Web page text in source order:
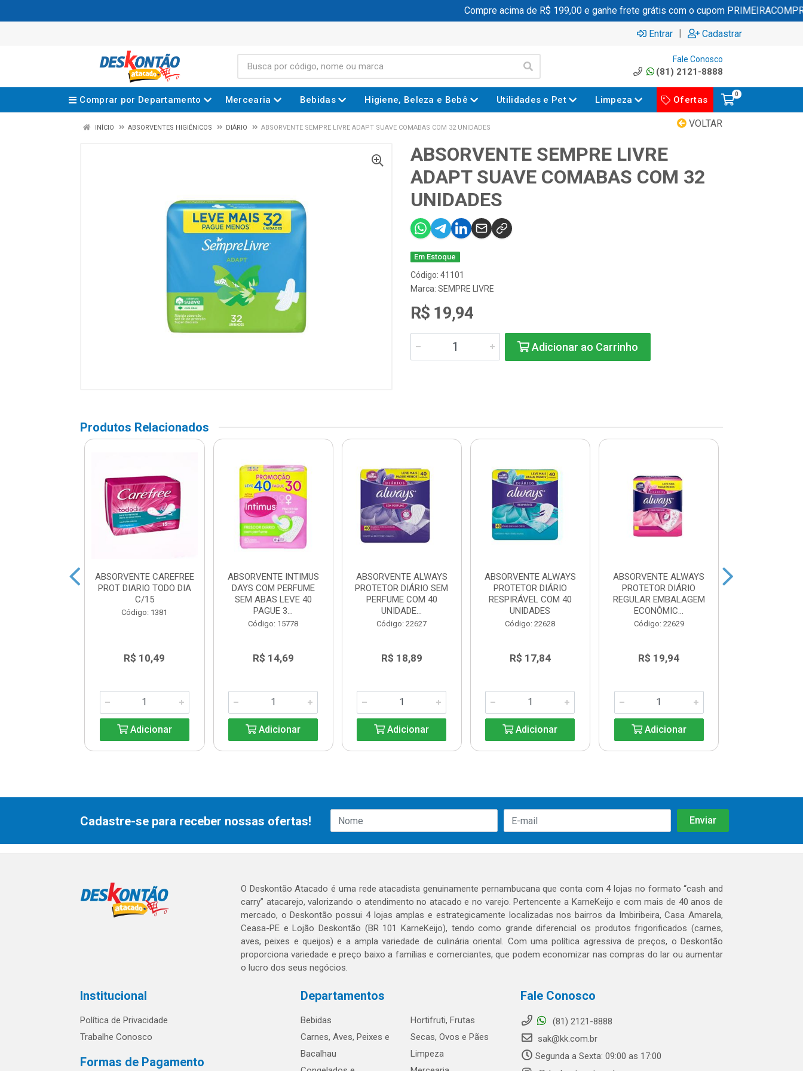
Compre acima de R$ 199,00 e ganhe frete grátis com o cupom PRIMEIRACOMPRA
Entrar | Cadastrar
Fale Conosco
(81) 2121-8888
Comprar por Departamento Mercearia Bebidas Higiene, Beleza e Bebê Utilidades e Pet Limpeza Ofertas
0
VOLTAR
INÍCIO ABSORVENTES HIGIÊNICOS DIÁRIO ABSORVENTE SEMPRE LIVRE ADAPT SUAVE COMABAS COM 32 UNIDADES
ABSORVENTE SEMPRE LIVRE
ADAPT SUAVE COMABAS COM 32
UNIDADES
Em Estoque
Código: 41101
Marca: SEMPRE LIVRE
R$ 19,94
Adicionar ao Carrinho
Produtos Relacionados
ABSORVENTE CAREFREE
PROT DIARIO TODO DIA
C/15
Código: 1381
R$ 10,49
Adicionar
ABSORVENTE INTIMUS
DAYS COM PERFUME
SEM ABAS LEVE 40
PAGUE 3...
Código: 15778
R$ 14,69
Adicionar
ABSORVENTE ALWAYS
PROTETOR DIÁRIO SEM
PERFUME COM 40
UNIDADE...
Código: 22627
R$ 18,89
Adicionar
ABSORVENTE ALWAYS
PROTETOR DIÁRIO
RESPIRÁVEL COM 40
UNIDADES
Código: 22628
R$ 17,84
Adicionar
ABSORVENTE ALWAYS
PROTETOR DIÁRIO
REGULAR EMBALAGEM
ECONÔMIC...
Código: 22629
R$ 19,94
Adicionar
Cadastre-se para receber nossas ofertas!
O Deskontão Atacado é uma rede atacadista genuinamente pernambucana que conta com 4 lojas no formato “cash and
carry” atacarejo, valorizando o atendimento no atacado e no varejo. Pertencente a KarneKeijo e com mais de 40 anos de
mercado, o Deskontão possui 4 lojas amplas e estrategicamente localizadas nos bairros da Imbiribeira, Casa Amarela,
Ceasa-PE e Lojão Deskontão (BR 101 KarneKeijo), tendo como grande diferencial os produtos frigorificados (carnes,
aves, peixes e queijos) e a ampla variedade de culinária oriental. Com uma política agressiva de preços, o Deskontão
proporciona variedade e preço baixo a famílias e comerciantes, que podem economizar nas compras do lar ou aumentar
o lucro dos seus negócios.
Institucional
Política de Privacidade
Trabalhe Conosco
Formas de Pagamento
Departamentos
Bebidas
Carnes, Aves, Peixes e
Bacalhau
Hortifruti, Frutas
Secas, Ovos e Pães
Limpeza
Fale Conosco
(81) 2121-8888
sak@kk.com.br
Segunda a Sexta: 09:00 as 17:00